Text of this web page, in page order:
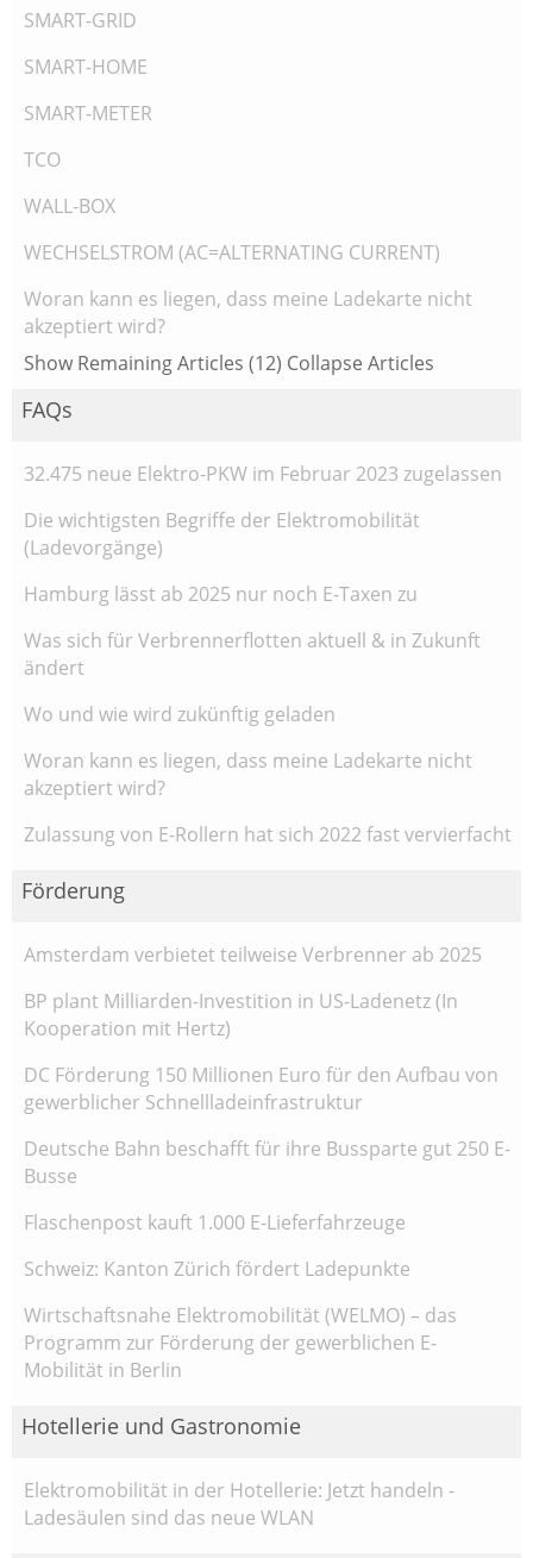
SMART-GRID
SMART-HOME
SMART-METER
TCO
WALL-BOX
WECHSELSTROM (AC=ALTERNATING CURRENT)
Woran kann es liegen, dass meine Ladekarte nicht
akzeptiert wird?
Show Remaining Articles (12) Collapse Articles
FAQs
32.475 neue Elektro-PKW im Februar 2023 zugelassen
Die wichtigsten Begriffe der Elektromobilität
(Ladevorgänge)
Hamburg lässt ab 2025 nur noch E-Taxen zu
Was sich für Verbrennerflotten aktuell & in Zukunft
ändert
Wo und wie wird zukünftig geladen
Woran kann es liegen, dass meine Ladekarte nicht
akzeptiert wird?
Zulassung von E-Rollern hat sich 2022 fast vervierfacht
Förderung
Amsterdam verbietet teilweise Verbrenner ab 2025
BP plant Milliarden-Investition in US-Ladenetz (In
Kooperation mit Hertz)
DC Förderung 150 Millionen Euro für den Aufbau von
gewerblicher Schnellladeinfrastruktur
Deutsche Bahn beschafft für ihre Bussparte gut 250 E-
Busse
Flaschenpost kauft 1.000 E-Lieferfahrzeuge
Schweiz: Kanton Zürich fördert Ladepunkte
Wirtschaftsnahe Elektromobilität (WELMO) – das
Programm zur Förderung der gewerblichen E-
Mobilität in Berlin
Hotellerie und Gastronomie
Elektromobilität in der Hotellerie: Jetzt handeln -
Ladesäulen sind das neue WLAN